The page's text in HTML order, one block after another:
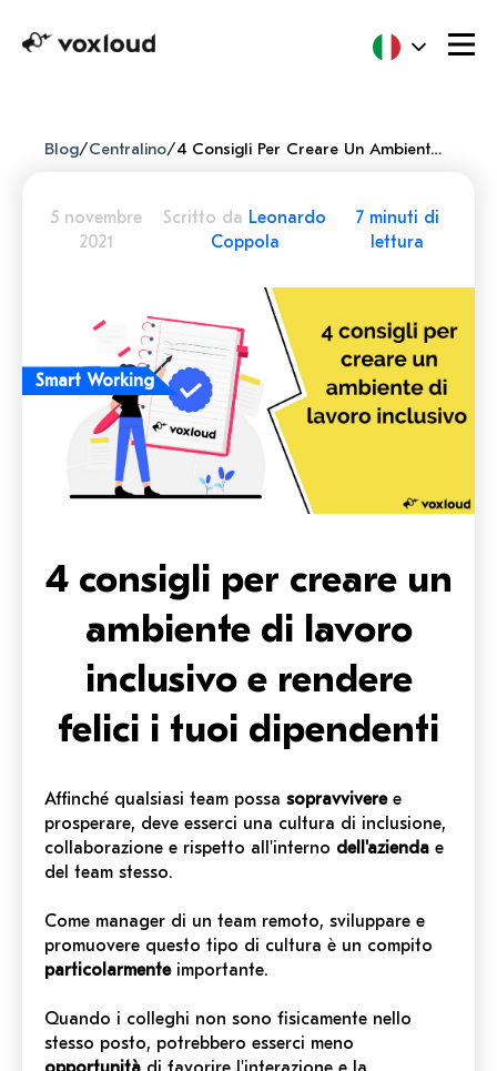
Blog/Centralino/ 4 Consigli Per Creare Un Ambiente Di Lavoro Inclusivo E Rendere Felici I Tuoi Dipendenti
5 novembre
2021
Scritto da Leonardo
Coppola
7 minuti di
lettura
Smart Working
4 consigli per creare un
ambiente di lavoro
inclusivo e rendere
felici i tuoi dipendenti
Affinché qualsiasi team possa sopravviveree
prosperare, deve esserci una cultura di inclusione,
collaborazione e rispetto all'interno dell'azienda e
del team stesso.
Come manager di un team remoto, sviluppare e
promuovere questo tipo di cultura è un compito
particolarmenteimportante.
Quando i colleghi non sono fisicamente nello
stesso posto, potrebbero esserci meno